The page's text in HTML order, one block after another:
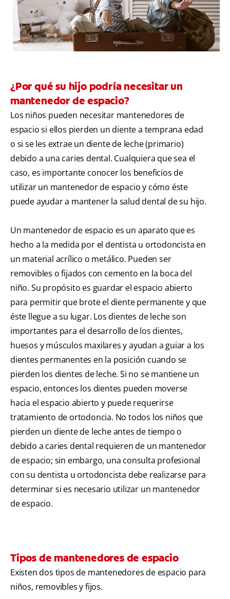
SUSCRIBITE
¿Por qué su hijo podría necesitar un
mantenedor de espacio?
Los niños pueden necesitar mantenedores de
espacio si ellos pierden un diente a temprana edad
o si se les extrae un diente de leche (primario)
debido a una caries dental. Cualquiera que sea el
caso, es importante conocer los beneficios de
utilizar un mantenedor de espacio y cómo éste
puede ayudar a mantener la salud dental de su hijo.
Un mantenedor de espacio es un aparato que es
hecho a la medida por el dentista u ortodoncista en
un material acrílico o metálico. Pueden ser
removibles o fijados con cemento en la boca del
niño. Su propósito es guardar el espacio abierto
para permitir que brote el diente permanente y que
éste llegue a su lugar. Los dientes de leche son
importantes para el desarrollo de los dientes,
huesos y músculos maxilares y ayudan a guiar a los
dientes permanentes en la posición cuando se
pierden los dientes de leche. Si no se mantiene un
espacio, entonces los dientes pueden moverse
hacia el espacio abierto y puede requerirse
tratamiento de ortodoncia. No todos los niños que
pierden un diente de leche antes de tiempo o
debido a caries dental requieren de un mantenedor
de espacio; sin embargo, una consulta profesional
con su dentista u ortodoncista debe realizarse para
determinar si es necesario utilizar un mantenedor
de espacio.
Tipos de mantenedores de espacio
Existen dos tipos de mantenedores de espacio para
niños, removibles y fijos.